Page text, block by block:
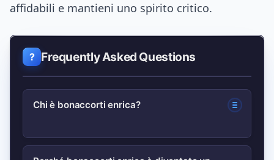
affidabili e mantieni uno spirito critico.
Frequently Asked Questions
Chi è bonaccorti enrica?
Il nome è al centro delle ricerche